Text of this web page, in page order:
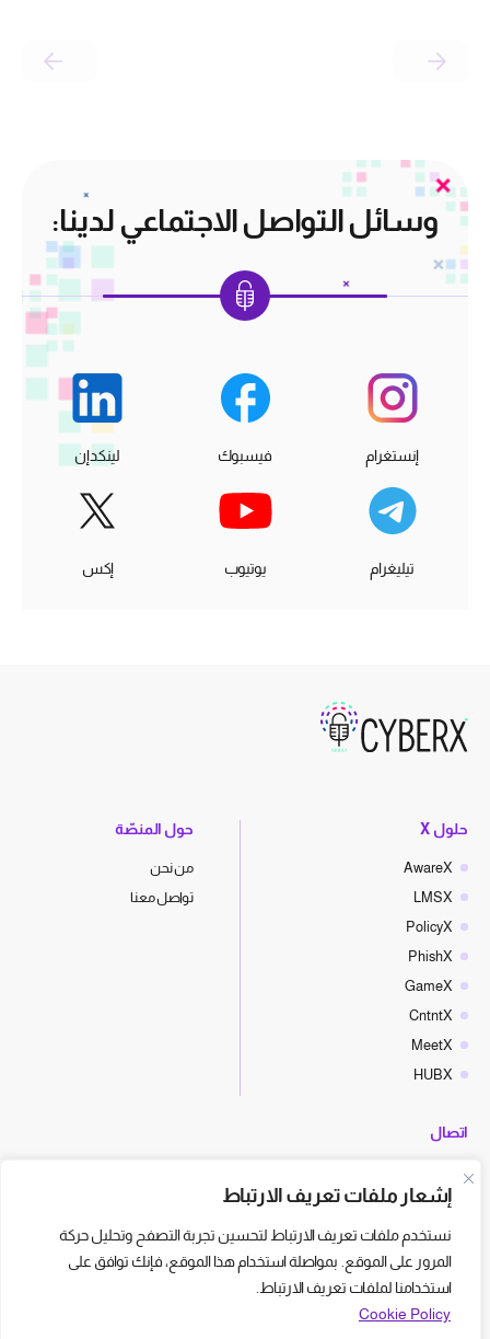
إشعار ملفات تعريف الارتباط
نستخدم ملفات تعريف الارتباط لتحسين تجربة التصفح وتحليل حركة
المرور على الموقع. بمواصلة استخدام هذا الموقع، فإنك توافق على
استخدامنا لملفات تعريف الارتباط.
Cookie Policy
وسائل التواصل الاجتماعي لدينا:
إنستغرام فيسبوك لينكدإن
تيليغرام يوتيوب إكس
حلول X
AwareX
LMSX
PolicyX
PhishX
GameX
CntntX
MeetX
HUBX
حول المنصّة
من نحن
تواصل معنا
اتصال
hello@cyberx.world